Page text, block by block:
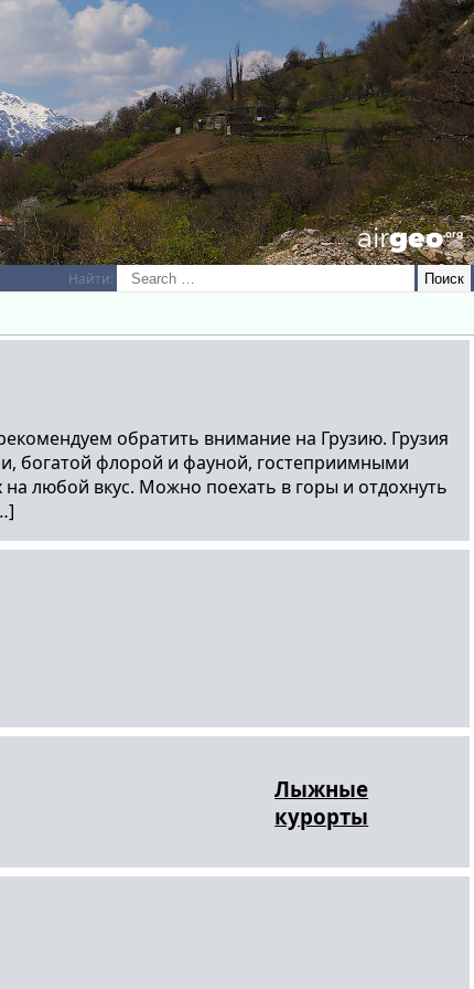
airGEO.oRg
Найти:
обратить внимание на Грузию. Грузия
богатой флорой и фауной, гостеприимными
любой вкус. Можно поехать в горы и отдохнуть
Лыжные
курорты